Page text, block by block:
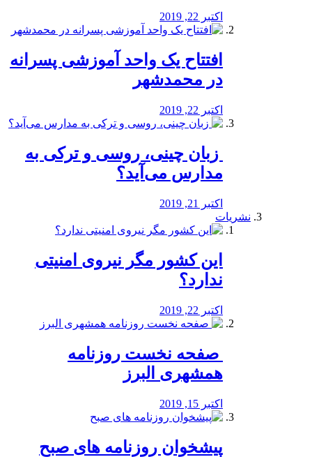
اکتبر 22, 2019
افتتاح یک واحد آموزشی پسرانه
در محمدشهر
اکتبر 22, 2019
️ زبان چینی، روسی و ترکی به
مدارس می‌آید؟
اکتبر 21, 2019
نشریات
این کشور مگر نیروی امنیتی
ندارد؟
اکتبر 22, 2019
️ صفحه نخست روزنامه‌
همشهری البرز
اکتبر 15, 2019
پیشخوان روزنامه های صبح